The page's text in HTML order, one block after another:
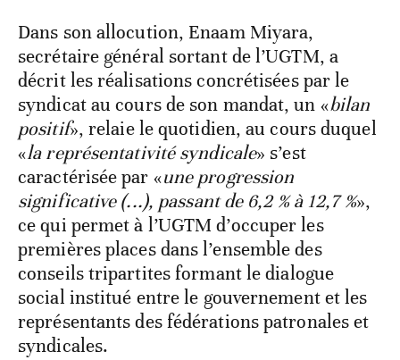
Dans son allocution, Enaam Miyara,
secrétaire général sortant de l’UGTM, a
décrit les réalisations concrétisées par le
syndicat au cours de son mandat, un «bilan
positif», relaie le quotidien, au cours duquel
«la représentativité syndicale» s’est
caractérisée par «une progression
significative (...), passant de 6,2 % à 12,7 %»,
ce qui permet à l’UGTM d’occuper les
premières places dans l’ensemble des
conseils tripartites formant le dialogue
social institué entre le gouvernement et les
représentants des fédérations patronales et
syndicales.